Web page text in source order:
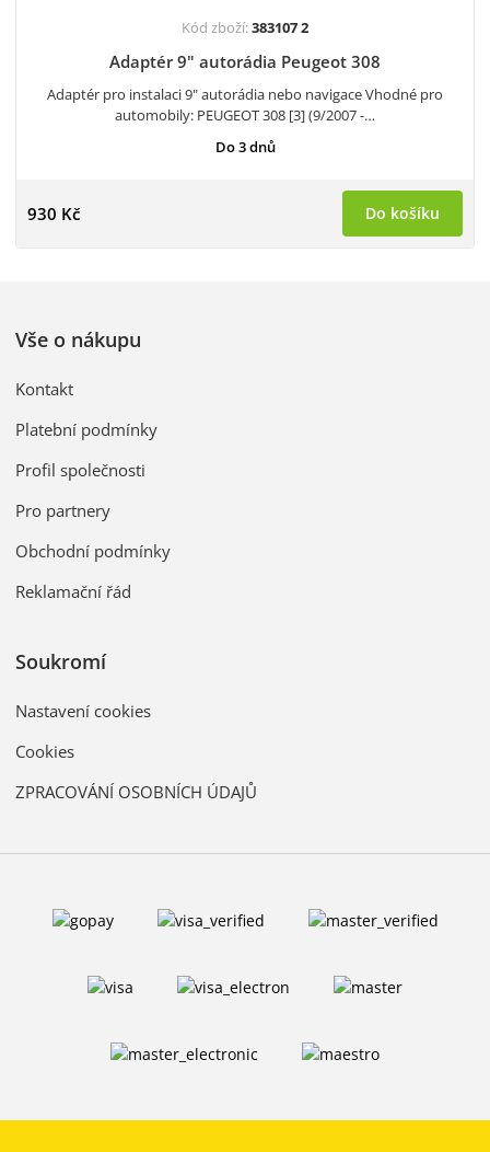
Kód zboží:383107 2
Adaptér 9" autorádia Peugeot 308
Adaptér pro instalaci 9" autorádia nebo navigace Vhodné pro
automobily: PEUGEOT 308 [3] (9/2007 -…
Do 3 dnů
930 Kč Do košíku
Vše o nákupu
Kontakt
Platební podmínky
Profil společnosti
Pro partnery
Obchodní podmínky
Reklamační řád
Soukromí
Nastavení cookies
Cookies
ZPRACOVÁNÍ OSOBNÍCH ÚDAJŮ